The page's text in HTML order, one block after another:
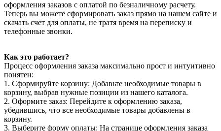
оформления заказов с оплатой по безналичному расчету.
Теперь вы можете сформировать заказ прямо на нашем сайте и
скачать счет для оплаты, не тратя время на переписку и
телефонные звонки.
Как это работает?
Процесс оформления заказа максимально прост и интуитивно
понятен:
1. Сформируйте корзину: Добавьте необходимые товары в
корзину, выбрав нужные позиции из нашего каталога.
2. Оформите заказ: Перейдите к оформлению заказа,
убедившись, что все необходимые товары добавлены в
корзину.
3. Выберите форму оплаты: На странице оформления заказа